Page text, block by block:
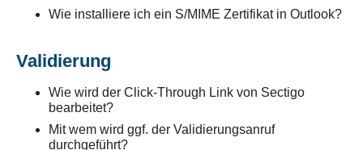
Wie installiere ich ein S/MIME Zertifikat in Outlook?
Validierung
Wie wird der Click-Through Link von Sectigo
bearbeitet?
Mit wem wird ggf. der Validierungsanruf
durchgeführt?